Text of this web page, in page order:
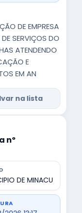
DE EMPRESA
SERVIÇOS DO
ATENDENDO
E
EM AN
na lista
nº
DE MINACU